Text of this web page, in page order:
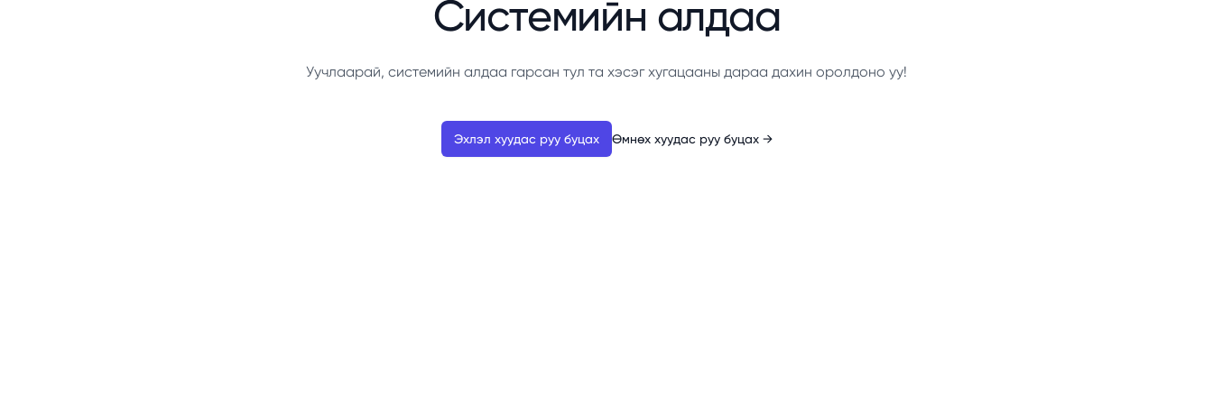
Системийн алдаа
Уучлаарай, системийн алдаа гарсан тул та хэсэг хугацааны дараа дахин оролдоно уу!
Эхлэл хуудас руу буцах Өмнөх хуудас руу буцах →